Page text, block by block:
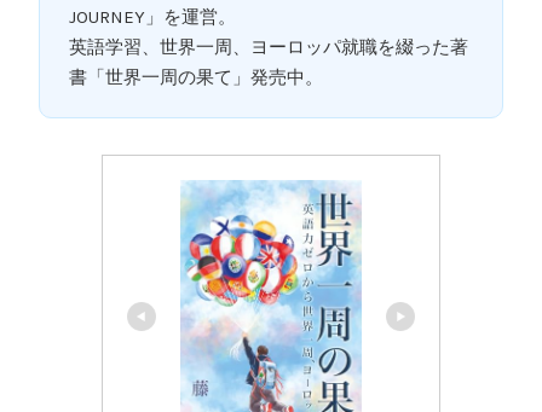
JOURNEY」を運営。
英語学習、世界一周、ヨーロッパ就職を綴った著
書「世界一周の果て」発売中。